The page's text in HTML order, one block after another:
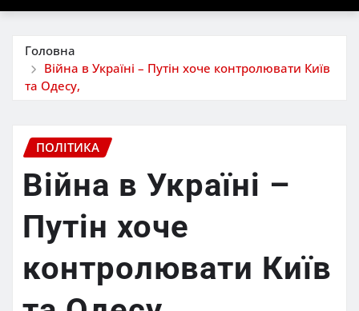
Головна
Війна в Україні – Путін хоче контролювати Київ
та Одесу,
ПОЛІТИКА
Війна в Україні –
Путін хоче
контролювати Київ